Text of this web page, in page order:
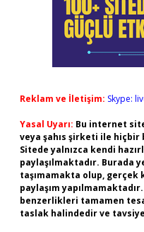
Reklam ve İletişim: Skype:
Yasal Uyarı: Bu internet
veya şahıs şirketi ile hiçbir
Sitede yalnızca kendi
paylaşılmaktadır. Burada
taşımamakta olup, gerçek
paylaşım
benzerlikleri tamamen
taslak halindedir ve